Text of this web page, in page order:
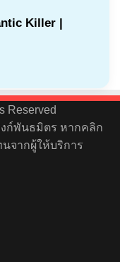
Killer |
Reserved
ก์พันธมิตร หากคลิก
จากผู้ให้บริการ